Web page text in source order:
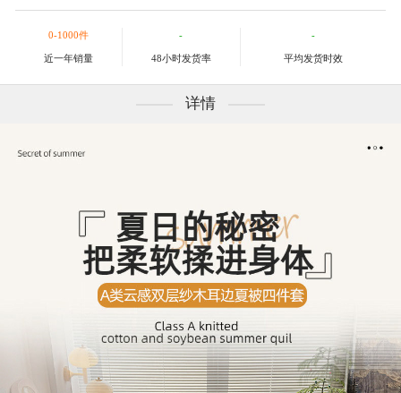
0-1000件
近一年销量
-
48小时发货率
-
平均发货时效
详情